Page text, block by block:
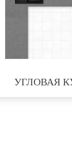
УГЛОВАЯ